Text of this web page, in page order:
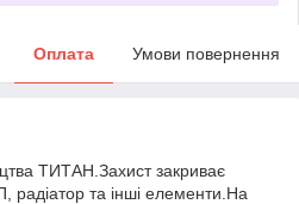
Оплата Умови повернення
ТИТАН.Захист закриває
радіатор та інші елементи.На